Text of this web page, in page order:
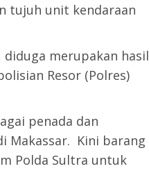
tujuh unit kendaraan
merupakan hasil
Resor (Polres)
penada dan
Makassar. Kini barang
Polda Sultra untuk